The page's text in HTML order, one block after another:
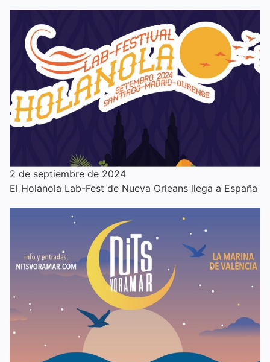
2 de septiembre de 2024
El Holanola Lab-Fest de Nueva Orleans llega a España